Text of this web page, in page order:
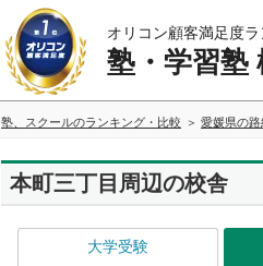
オリコン顧客満足度
塾・学習塾
塾、スクールのランキング・比較 愛媛県の
本町三丁目周辺の校舎
大学受験